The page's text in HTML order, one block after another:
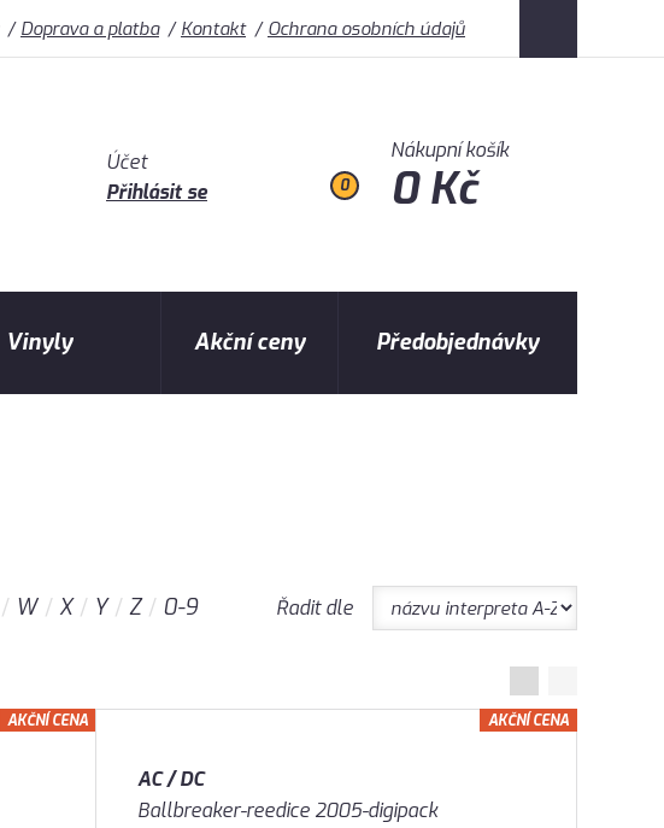
Doprava a platba Kontakt Ochrana osobních údajů
Účet
Přihlásit se
0
Nákupní košík
0 Kč
Vinyly Akční ceny Předobjednávky
W X Y Z 0-9 Řadit dle
AKČNÍ CENA
AC / DC
Ballbreaker-reedice 2005-digipack
AKČNÍ CENA